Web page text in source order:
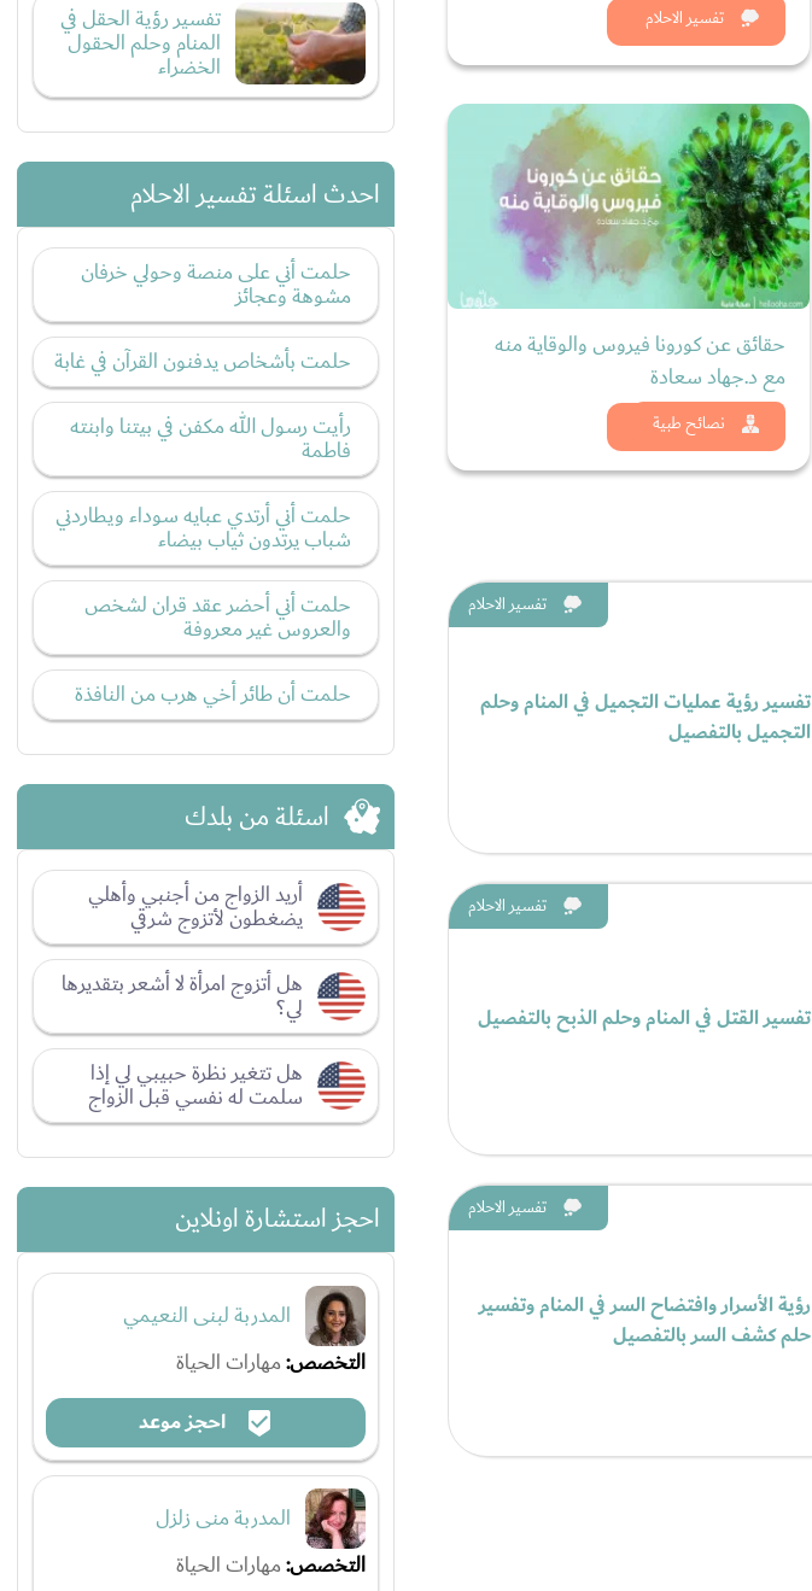
تفسير الاحلام
شاهد الان
نصائح طبية
حقائق عن كورونا فيروس والوقاية منه
مع د.جهاد سعادة
شاهد الان
تفسير الاحلام
تفسير رؤية عمليات التجميل في المنام وحلم
التجميل بالتفصيل
تفسير الاحلام
تفسير القتل في المنام وحلم الذبح بالتفصيل
تفسير الاحلام
رؤية الأسرار وافتضاح السر في المنام وتفسير
حلم كشف السر بالتفصيل
تفسير رؤية الحقل في
المنام وحلم الحقول
الخضراء
احدث اسئلة تفسير الاحلام
حلمت أني على منصة وحولي خرفان
مشوهة وعجائز
حلمت بأشخاص يدفنون القرآن في غابة
رأيت رسول الله مكفن في بيتنا وابنته
فاطمة
حلمت أني أرتدي عبايه سوداء ويطاردني
شباب يرتدون ثياب بيضاء
حلمت أني أحضر عقد قران لشخص
والعروس غير معروفة
حلمت أن طائر أخي هرب من النافذة
اسئلة من بلدك
أريد الزواج من أجنبي وأهلي
يضغطون لأتزوج شرقي
هل أتزوج امرأة لا أشعر بتقديرها
لي؟
هل تتغير نظرة حبيبي لي إذا
سلمت له نفسي قبل الزواج
احجز استشارة اونلاين
المدربة لبنى النعيمي
التخصص:مهارات الحياة
احجز موعد
المدربة منى زلزل
التخصص:مهارات الحياة